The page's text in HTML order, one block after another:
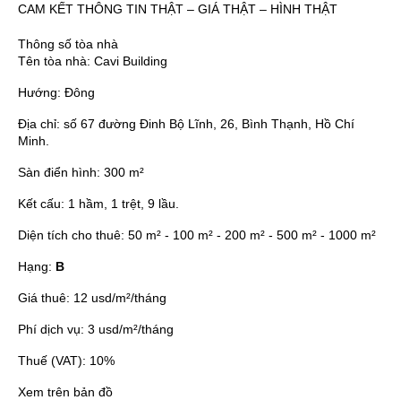
CAM KẾT THÔNG TIN THẬT – GIÁ THẬT – HÌNH THẬT
Thông số tòa nhà
Tên tòa nhà: Cavi Building
Hướng: Đông
Địa chỉ: số 67 đường Đinh Bộ Lĩnh, 26, Bình Thạnh, Hồ Chí
Minh.
Sàn điển hình: 300 m²
Kết cấu: 1 hầm, 1 trệt, 9 lầu.
Diện tích cho thuê: 50 m² - 100 m² - 200 m² - 500 m² - 1000 m²
Hạng: B
Giá thuê: 12 usd/m²/tháng
Phí dịch vụ: 3 usd/m²/tháng
Thuế (VAT): 10%
Xem trên bản đồ